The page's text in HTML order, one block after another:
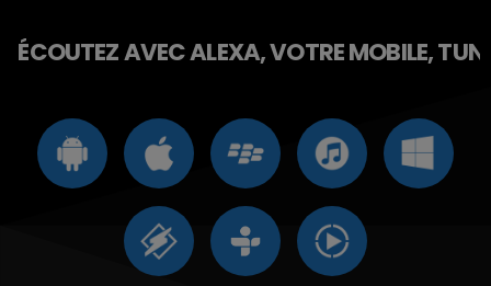
ÉCOUTEZ AVEC ALEXA, VOTRE MOBILE,